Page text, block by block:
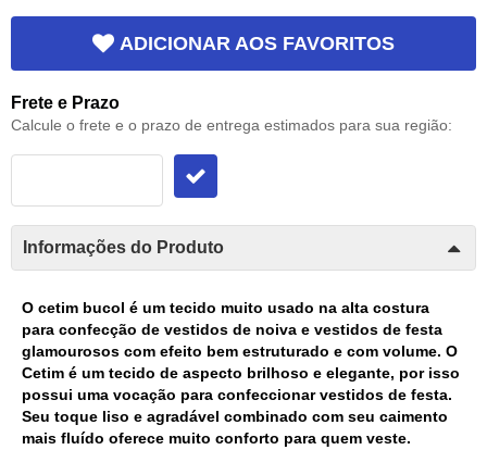
ADICIONAR AOS FAVORITOS
Frete e Prazo
Calcule o frete e o prazo de entrega estimados para sua região:
Informações do Produto
O cetim bucol é um tecido muito usado na alta costura
para confecção de vestidos de noiva e vestidos de festa
glamourosos com efeito bem estruturado e com volume. O
Cetim é um tecido de aspecto brilhoso e elegante, por isso
possui uma vocação para confeccionar vestidos de festa.
Seu toque liso e agradável combinado com seu caimento
mais fluído oferece muito conforto para quem veste.